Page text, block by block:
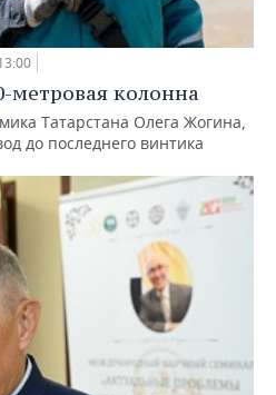
метровая колонна
Татарстана Олега Жогина,
до последнего винтика